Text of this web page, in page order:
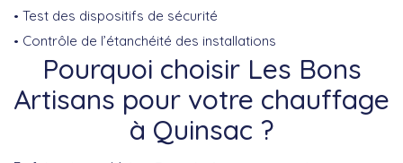
Test des dispositifs de sécurité
Contrôle de l’étanchéité des installations
Pourquoi choisir Les Bons
Artisans pour votre chauffage
à Quinsac ?